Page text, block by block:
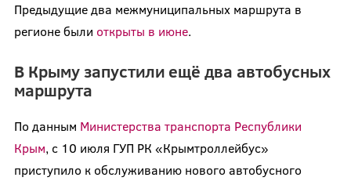
Предыдущие два межмуниципальных маршрута в
регионе были открыты в июне.
В Крыму запустили ещё два автобусных
маршрута
По данным Министерства транспорта Республики
Крым, с 10 июля ГУП РК «Крымтроллейбус»
приступило к обслуживанию нового автобусного